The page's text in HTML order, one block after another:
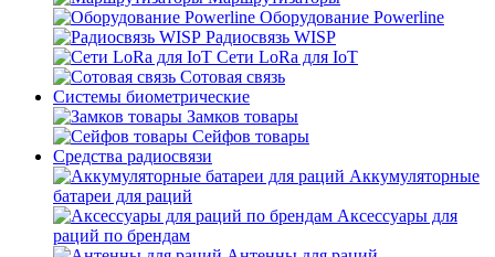
Оборудование Powerline
Радиосвязь WISP
Сети LoRa для IoT
Сотовая связь
Системы биометрические
Замков товары
Сейфов товары
Средства радиосвязи
Аккумуляторные
батареи для раций
Аксессуары для
раций по брендам